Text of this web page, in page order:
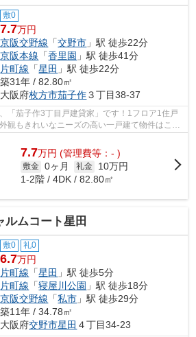
敷0
7.7万円
京阪交野線 「交野市 」駅 徒歩22分
京阪本線 「香里園 」駅 徒歩41分
片町線 「星田 」駅 徒歩22分
築31年 / 82.80㎡
大阪府枚方市茄子作３丁目38-37
「茄子作3丁目戸建貸家」です！1フロア1住戸
観もきれいなニーズの高い一戸建て物件はこち
た、風通し...
7.7万円 (管理費等：- )
敷金 0ヶ月 礼金
10万円
1-2階 / 4DK / 82.80㎡
ムコート星田
敷0 礼0
6.7万円
片町線 「星田 」駅 徒歩5分
片町線 「寝屋川公園 」駅 徒歩18分
京阪交野線 「私市 」駅 徒歩29分
築11年 / 34.78㎡
大阪府交野市星田 ４丁目34-23